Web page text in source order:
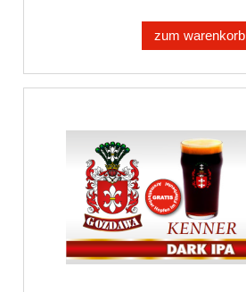
zum warenkorb